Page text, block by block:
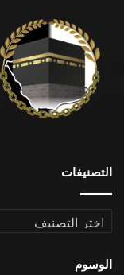
التصنيفات
التصنيفات
الوسوم